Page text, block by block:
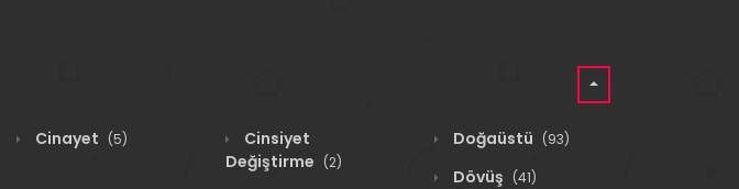
Cinayet (5)
Cinsiyet
Değiştirme (2)
Doğaüstü (93)
Dövüş (41)